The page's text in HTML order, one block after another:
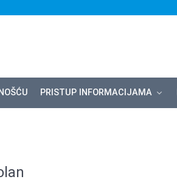
PRISTUP INFORMACIJAMA